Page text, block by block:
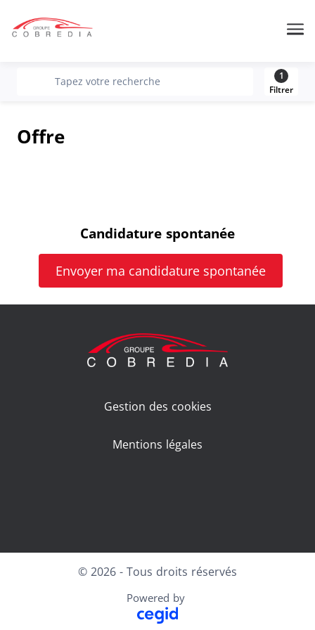
recherche
Tapez votre recherche
1
Filtrer
Offre
Candidature spontanée
Envoyer ma candidature spontanée
Gestion des cookies
Mentions légales
© 2026 - Tous droits réservés
Powered by